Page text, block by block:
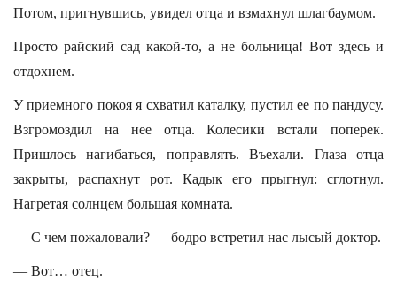
Потом, пригнувшись, увидел отца и взмахнул шлагбаумом.
Просто райский сад какой-то, а не больница! Вот здесь и
отдохнем.
У приемного покоя я схватил каталку, пустил ее по пандусу.
Взгромоздил на нее отца. Колесики встали поперек.
Пришлось нагибаться, поправлять. Въехали. Глаза отца
закрыты, распахнут рот. Кадык его прыгнул: сглотнул.
Нагретая солнцем большая комната.
— С чем пожаловали? — бодро встретил нас лысый доктор.
— Вот… отец.